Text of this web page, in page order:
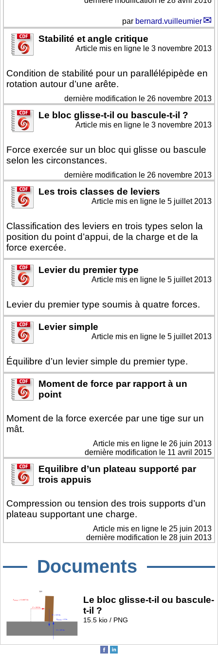
par bernard.vuilleumier
Stabilité et angle critique
Condition de stabilité pour un parallélépipède en
rotation autour d’une arête.
Article mis en ligne le 3 novembre 2013
dernière modification le 26 novembre 2013
Le bloc glisse-t-il ou bascule-t-il ?
Force exercée sur un bloc qui glisse ou bascule
selon les circonstances.
Article mis en ligne le 3 novembre 2013
dernière modification le 26 novembre 2013
Les trois classes de leviers
Classification des leviers en trois types selon la
position du point d’appui, de la charge et de la
force exercée.
Article mis en ligne le 5 juillet 2013
Levier du premier type
Levier du premier type soumis à quatre forces.
Article mis en ligne le 5 juillet 2013
Levier simple
Équilibre d’un levier simple du premier type.
Article mis en ligne le 5 juillet 2013
Moment de force par rapport à un
point
Moment de la force exercée par une tige sur un
mât.
Article mis en ligne le 26 juin 2013
dernière modification le 11 avril 2015
Equilibre d’un plateau supporté par
trois appuis
Compression ou tension des trois supports d’un
plateau supportant une charge.
Article mis en ligne le 25 juin 2013
dernière modification le 28 juin 2013
Documents
Le bloc glisse-t-il ou bascule-
t-il ?
15.5 kio / PNG